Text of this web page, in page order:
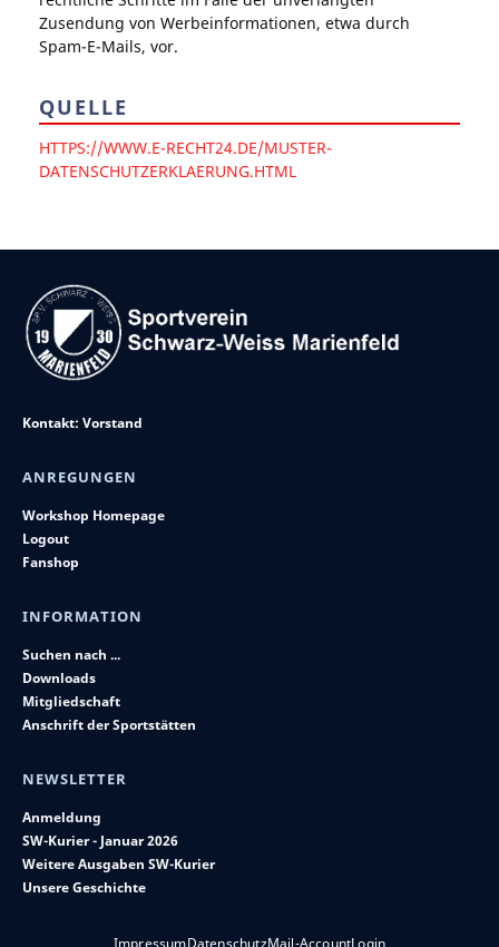
Zusendung von Werbeinformationen, etwa durch
Spam-E-Mails, vor.
QUELLE
HTTPS://WWW.E-RECHT24.DE/MUSTER-
DATENSCHUTZERKLAERUNG.HTML
Kontakt: Vorstand
ANREGUNGEN
Workshop Homepage
Logout
Fanshop
INFORMATION
Suchen nach ...
Downloads
Mitgliedschaft
Anschrift der Sportstätten
NEWSLETTER
Anmeldung
SW-Kurier - Januar 2026
Weitere Ausgaben SW-Kurier
Unsere Geschichte